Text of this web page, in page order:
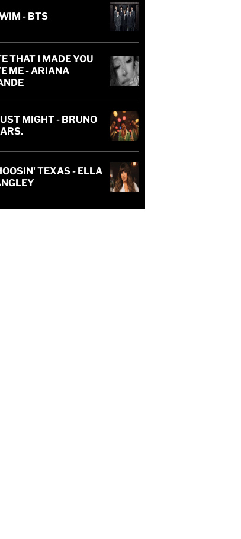
- BTS
THAT I MADE YOU
ME - ARIANA
MIGHT - BRUNO
TEXAS - ELLA